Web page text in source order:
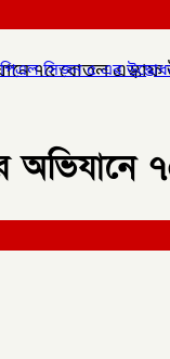
অনুষ্ঠিত হয়েছে,✦
৭৫ বোতল